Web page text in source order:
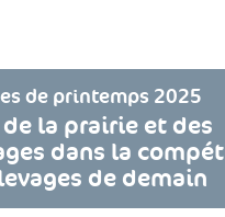
de printemps 2025
de la prairie et des
dans la
de demain